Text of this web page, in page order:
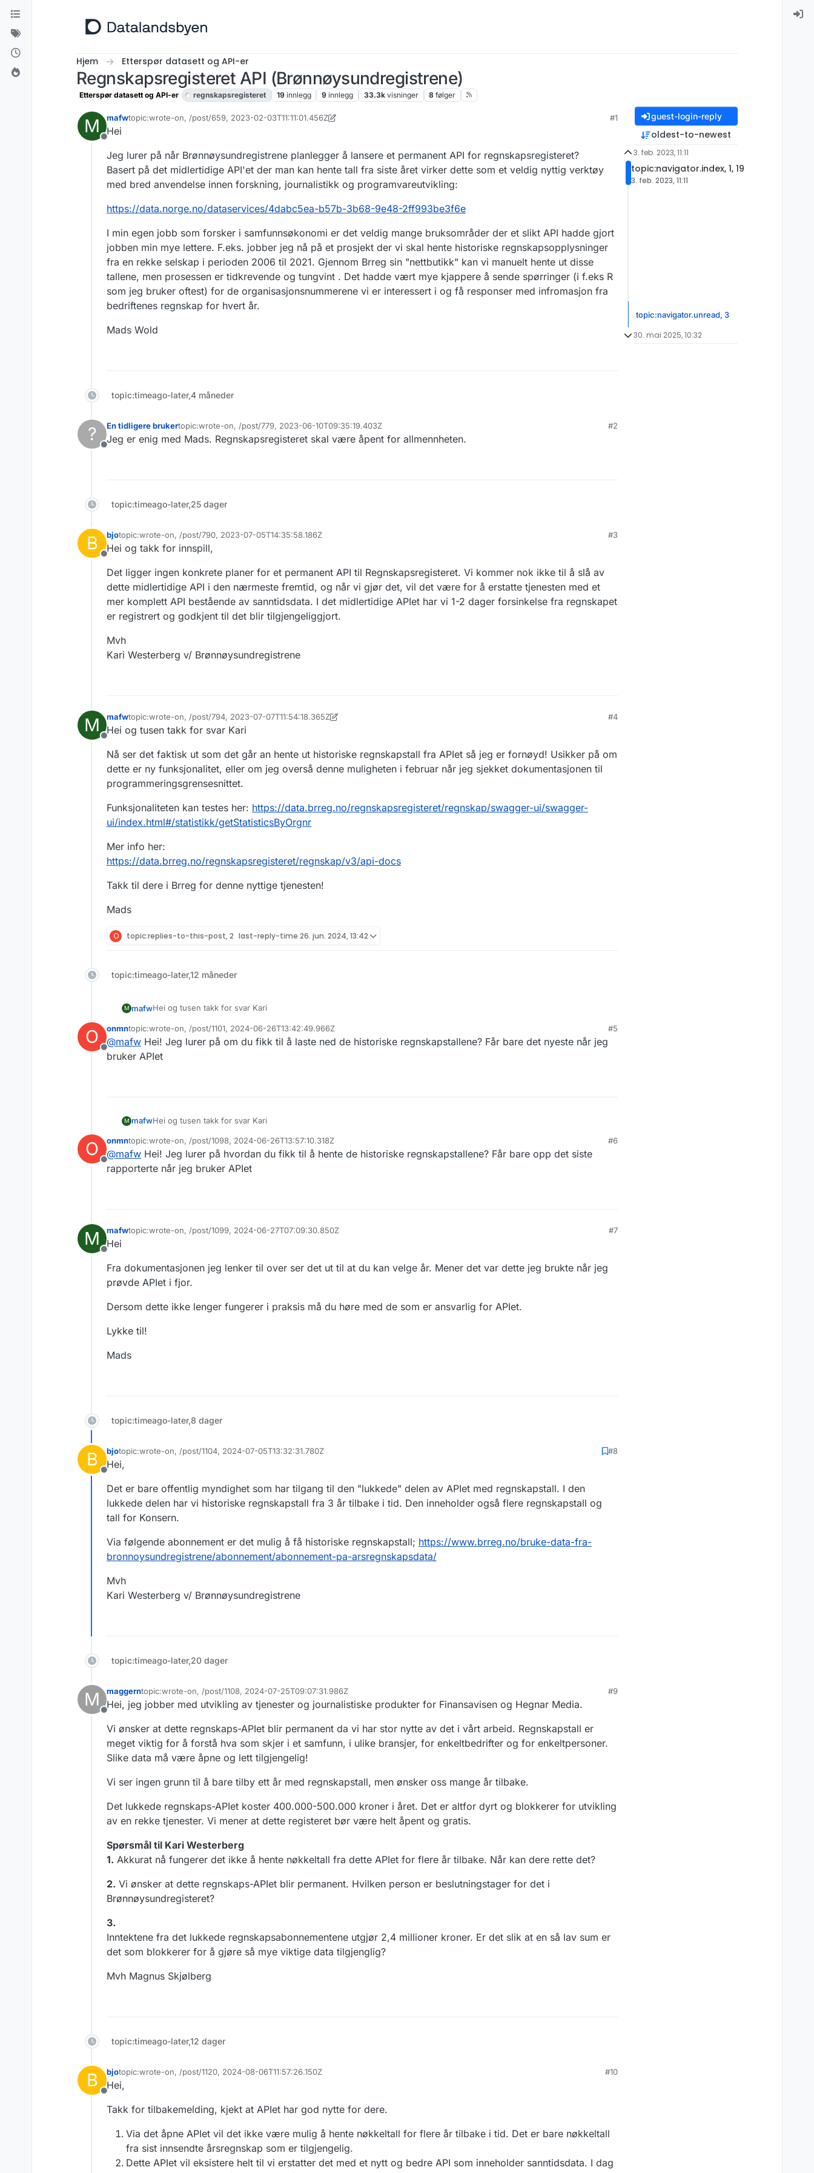
Hopp til innhold
Hjem Etterspør datasett og API-er
Regnskapsregisteret API (Brønnøysundregistrene)
Etterspør datasett og API-er regnskapsregisteret 19 innlegg 9 innlegg 33.3k visninger 8 følger
M
Frakoblet
mafwtopic:wrote-on, /post/659, 2023-02-03T11:11:01.456Z
Sist endret av livar.bergheim11. okt. 2023, 12:04
#1
Hei
Jeg lurer på når Brønnøysundregistrene planlegger å lansere et permanent API for regnskapsregisteret?
Basert på det midlertidige API'et der man kan hente tall fra siste året virker dette som et veldig nyttig verktøy
med bred anvendelse innen forskning, journalistikk og programvareutvikling:
https://data.norge.no/dataservices/4dabc5ea-b57b-3b68-9e48-2ff993be3f6e
I min egen jobb som forsker i samfunnsøkonomi er det veldig mange bruksområder der et slikt API hadde gjort
jobben min mye lettere. F.eks. jobber jeg nå på et prosjekt der vi skal hente historiske regnskapsopplysninger
fra en rekke selskap i perioden 2006 til 2021. Gjennom Brreg sin "nettbutikk" kan vi manuelt hente ut disse
tallene, men prosessen er tidkrevende og tungvint . Det hadde vært mye kjappere å sende spørringer (i f.eks R
som jeg bruker oftest) for de organisasjonsnummerene vi er interessert i og få responser med infromasjon fra
bedriftenes regnskap for hvert år.
Mads Wold
topic:timeago-later,4 måneder
?
Frakoblet
En tidligere brukertopic:wrote-on, /post/779, 2023-06-10T09:35:19.403Z
Sist endret av
#2
Jeg er enig med Mads. Regnskapsregisteret skal være åpent for allmennheten.
topic:timeago-later,25 dager
B
Frakoblet
bjotopic:wrote-on, /post/790, 2023-07-05T14:35:58.186Z
Sist endret av
#3
Hei og takk for innspill,
Det ligger ingen konkrete planer for et permanent API til Regnskapsregisteret. Vi kommer nok ikke til å slå av
dette midlertidige API i den nærmeste fremtid, og når vi gjør det, vil det være for å erstatte tjenesten med et
mer komplett API bestående av sanntidsdata. I det midlertidige APIet har vi 1-2 dager forsinkelse fra regnskapet
er registrert og godkjent til det blir tilgjengeliggjort.
Mvh
Kari Westerberg v/ Brønnøysundregistrene
M
Frakoblet
mafwtopic:wrote-on, /post/794, 2023-07-07T11:54:18.365Z
Sist endret av mafw7. jul. 2023, 11:55
#4
Hei og tusen takk for svar Kari
Nå ser det faktisk ut som det går an hente ut historiske regnskapstall fra APIet så jeg er fornøyd! Usikker på om
dette er ny funksjonalitet, eller om jeg overså denne muligheten i februar når jeg sjekket dokumentasjonen til
programmeringsgrensesnittet.
Funksjonaliteten kan testes her: https://data.brreg.no/regnskapsregisteret/regnskap/swagger-ui/swagger-
ui/index.html#/statistikk/getStatisticsByOrgnr
Mer info her:
https://data.brreg.no/regnskapsregisteret/regnskap/v3/api-docs
Takk til dere i Brreg for denne nyttige tjenesten!
Mads
O topic:replies-to-this-post, 2 last-reply-time 26. jun. 2024, 13:42
topic:timeago-later,12 måneder
M mafwHei og tusen takk for svar Kari
Nå ser det faktisk ut som det går an hente ut historiske regnskapstall fra APIet så jeg er fornøyd! Usikker på om dette er
ny funksjonalitet, eller om jeg overså denne muligheten i februar når jeg sjekket dokumentasjonen til
programmeringsgrensesnittet.
Funksjonaliteten kan testes her:
Mads
O
Frakoblet
onmntopic:wrote-on, /post/1101, 2024-06-26T13:42:49.966Z
Sist endret av
#5
@mafw Hei! Jeg lurer på om du fikk til å laste ned de historiske regnskapstallene? Får bare det nyeste når jeg
bruker APIet
M mafwHei og tusen takk for svar Kari
Nå ser det faktisk ut som det går an hente ut historiske regnskapstall fra APIet så jeg er fornøyd! Usikker på om dette er
ny funksjonalitet, eller om jeg overså denne muligheten i februar når jeg sjekket dokumentasjonen til
programmeringsgrensesnittet.
Funksjonaliteten kan testes her:
O
Frakoblet
onmntopic:wrote-on, /post/1098, 2024-06-26T13:57:10.318Z
Sist endret av
#6
@mafw Hei! Jeg lurer på hvordan du fikk til å hente de historiske regnskapstallene? Får bare opp det siste
rapporterte når jeg bruker APIet
M
Frakoblet
mafwtopic:wrote-on, /post/1099, 2024-06-27T07:09:30.850Z
Sist endret av
#7
Hei
Fra dokumentasjonen jeg lenker til over ser det ut til at du kan velge år. Mener det var dette jeg brukte når jeg
prøvde APIet i fjor.
Dersom dette ikke lenger fungerer i praksis må du høre med de som er ansvarlig for APIet.
Lykke til!
Mads
topic:timeago-later,8 dager
B
Frakoblet
bjotopic:wrote-on, /post/1104, 2024-07-05T13:32:31.780Z
Sist endret av
#8
Hei,
Det er bare offentlig myndighet som har tilgang til den "lukkede" delen av APIet med regnskapstall. I den
lukkede delen har vi historiske regnskapstall fra 3 år tilbake i tid. Den inneholder også flere regnskapstall og
tall for Konsern.
Via følgende abonnement er det mulig å få historiske regnskapstall; https://www.brreg.no/bruke-data-fra-
bronnoysundregistrene/abonnement/abonnement-pa-arsregnskapsdata/
Mvh
Kari Westerberg v/ Brønnøysundregistrene
topic:timeago-later,20 dager
M
Frakoblet
maggerntopic:wrote-on, /post/1108, 2024-07-25T09:07:31.986Z
Sist endret av
#9
Hei, jeg jobber med utvikling av tjenester og journalistiske produkter for Finansavisen og Hegnar Media.
Vi ønsker at dette regnskaps-APIet blir permanent da vi har stor nytte av det i vårt arbeid. Regnskapstall er
meget viktig for å forstå hva som skjer i et samfunn, i ulike bransjer, for enkeltbedrifter og for enkeltpersoner.
Slike data må være åpne og lett tilgjengelig!
Vi ser ingen grunn til å bare tilby ett år med regnskapstall, men ønsker oss mange år tilbake.
Det lukkede regnskaps-APIet koster 400.000-500.000 kroner i året. Det er altfor dyrt og blokkerer for utvikling
av en rekke tjenester. Vi mener at dette registeret bør være helt åpent og gratis.
Spørsmål til Kari Westerberg
1. Akkurat nå fungerer det ikke å hente nøkkeltall fra dette APIet for flere år tilbake. Når kan dere rette det?
2. Vi ønsker at dette regnskaps-APIet blir permanent. Hvilken person er beslutningstager for det i
Brønnøysundregisteret?
3.
Inntektene fra det lukkede regnskapsabonnementene utgjør 2,4 millioner kroner. Er det slik at en så lav sum er
det som blokkerer for å gjøre så mye viktige data tilgjenglig?
Mvh Magnus Skjølberg
topic:timeago-later,12 dager
B
Frakoblet
bjotopic:wrote-on, /post/1120, 2024-08-06T11:57:26.150Z
Sist endret av
#10
Hei,
Takk for tilbakemelding, kjekt at APIet har god nytte for dere.
Via det åpne APIet vil det ikke være mulig å hente nøkkeltall for flere år tilbake i tid. Det er bare nøkkeltall
fra sist innsendte årsregnskap som er tilgjengelig.
Dette APIet vil eksistere helt til vi erstatter det med et nytt og bedre API som inneholder sanntidsdata. I dag
guest-login-reply
oldest-to-newest
3. feb. 2023, 11:11
topic:navigator.index, 1, 19
3. feb. 2023, 11:11
topic:navigator.unread, 3
30. mai 2025, 10:32